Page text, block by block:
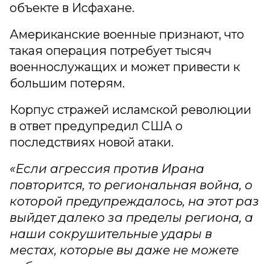
объекте в Исфахане.
Американские военные признают, что
такая операция потребует тысяч
военнослужащих и может привести к
большим потерям.
Корпус стражей исламской революции
в ответ предупредил США о
последствиях новой атаки.
«Если агрессия против Ирана
повторится, то региональная война, о
которой предупреждалось, на этот раз
выйдет далеко за пределы региона, а
наши сокрушительные удары в
местах, которые вы даже не можете